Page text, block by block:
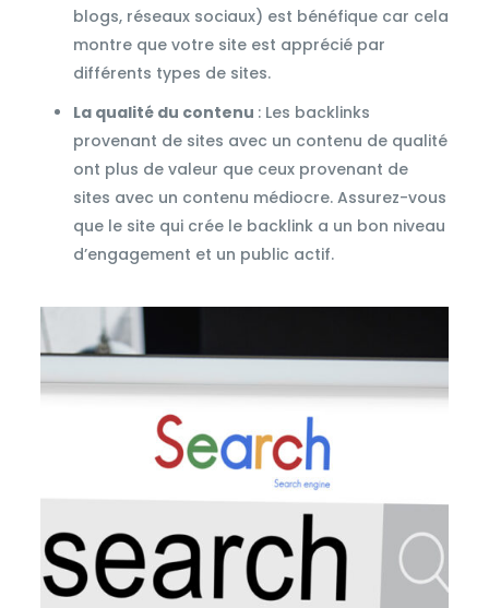
blogs, réseaux sociaux) est bénéfique car cela
montre que votre site est apprécié par
différents types de sites.
La qualité du contenu : Les backlinks
provenant de sites avec un contenu de qualité
ont plus de valeur que ceux provenant de
sites avec un contenu médiocre. Assurez-vous
que le site qui crée le backlink a un bon niveau
d’engagement et un public actif.